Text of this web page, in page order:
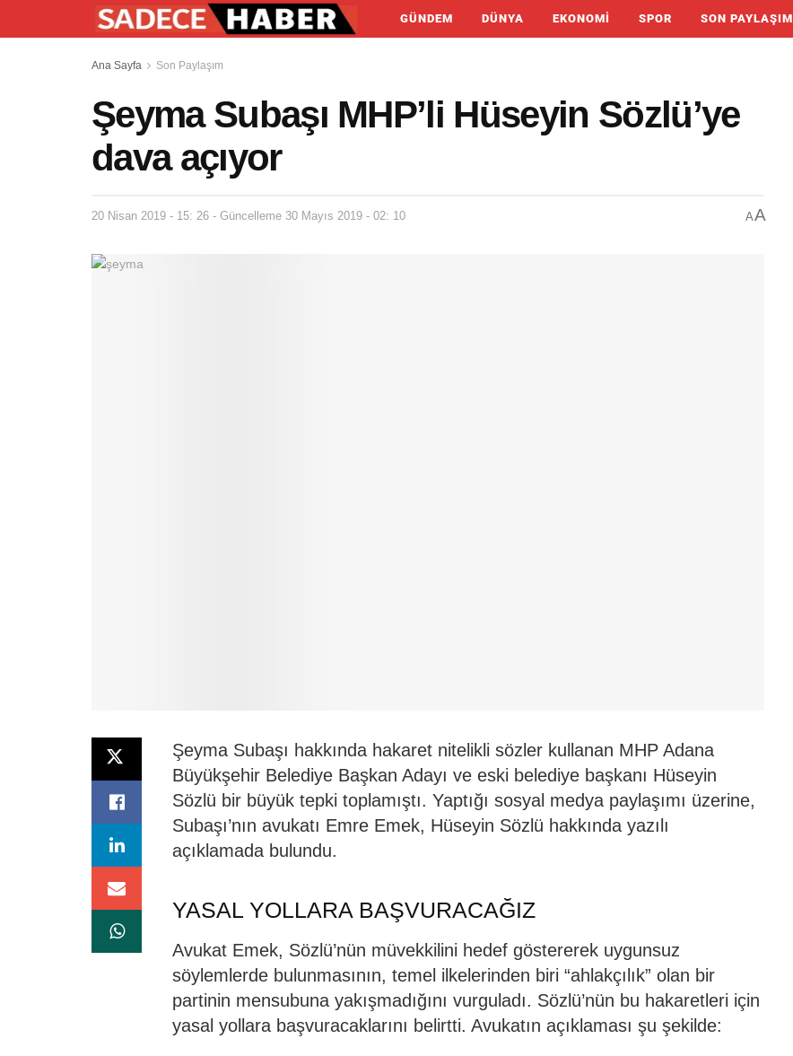
GÜNDEM DÜNYA EKONOMI SPOR SON PAYLAŞIM
Ana Sayfa Son Paylaşım
Şeyma Subaşı MHP’li Hüseyin Sözlü’ye
dava açıyor
20 Nisan 2019 - 15: 26 - Güncelleme 30 Mayıs 2019 - 02: 10 AA
Şeyma Subaşı hakkında hakaret nitelikli sözler kullanan MHP Adana
Büyükşehir Belediye Başkan Adayı ve eski belediye başkanı Hüseyin
Sözlü bir büyük tepki toplamıştı. Yaptığı sosyal medya paylaşımı üzerine,
Subaşı’nın avukatı Emre Emek, Hüseyin Sözlü hakkında yazılı
açıklamada bulundu.
YASAL YOLLARA BAŞVURACAĞIZ
Avukat Emek, Sözlü’nün müvekkilini hedef göstererek uygunsuz
söylemlerde bulunmasının, temel ilkelerinden biri “ahlakçılık” olan bir
partinin mensubuna yakışmadığını vurguladı. Sözlü’nün bu hakaretleri için
yasal yollara başvuracaklarını belirtti. Avukatın açıklaması şu şekilde: